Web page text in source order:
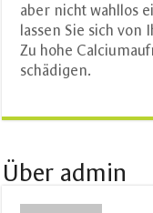
aber nicht wahllos
lassen Sie sich
Zu hohe
schädigen.
Über admin